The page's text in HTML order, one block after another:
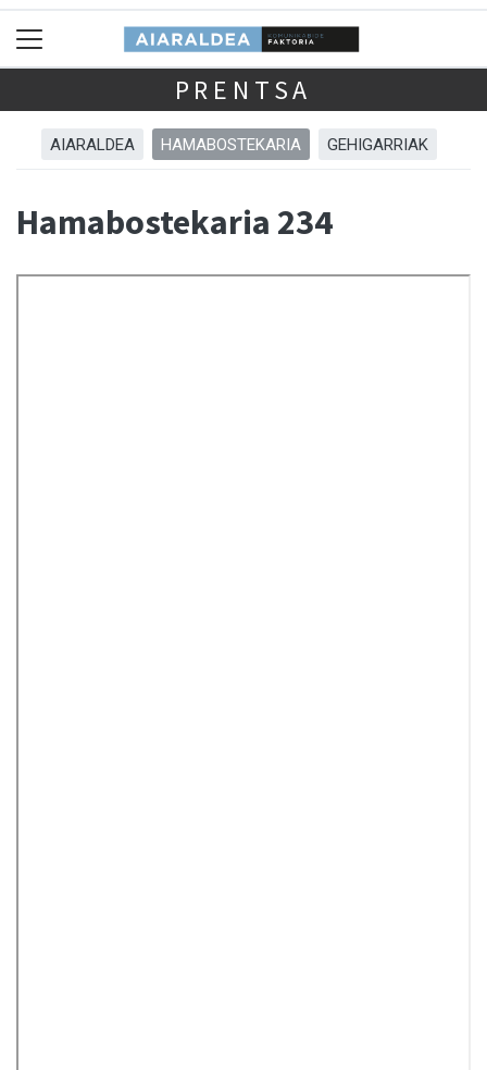
PRENTSA
AIARALDEA HAMABOSTEKARIA GEHIGARRIAK
Hamabostekaria 234